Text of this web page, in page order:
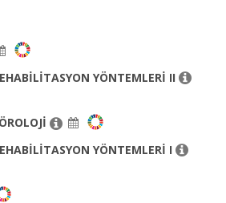
YÖNTEMLERİ II
YÖNTEMLERİ I